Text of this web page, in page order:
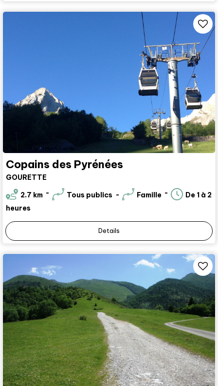
Copains des Pyrénées
GOURETTE
2.7 km Tous publics Famille
De 1 à 2
heures
Details